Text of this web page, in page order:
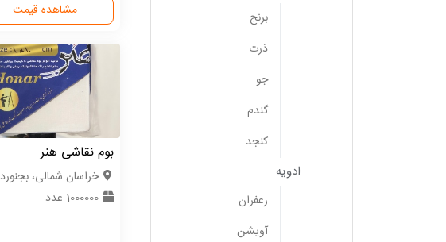
مشاهده قیمت
بوم نقاشی هنر
خراسان شمالی، بجنورد
1000000 عدد
برنج
ذرت
جو
گندم
کنجد
ادویه
زعفران
آویشن